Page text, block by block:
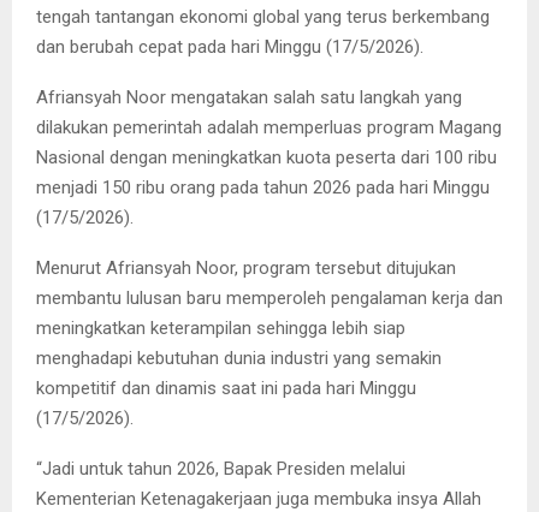
tengah tantangan ekonomi global yang terus berkembang
dan berubah cepat pada hari Minggu (17/5/2026).
Afriansyah Noor mengatakan salah satu langkah yang
dilakukan pemerintah adalah memperluas program Magang
Nasional dengan meningkatkan kuota peserta dari 100 ribu
menjadi 150 ribu orang pada tahun 2026 pada hari Minggu
(17/5/2026).
Menurut Afriansyah Noor, program tersebut ditujukan
membantu lulusan baru memperoleh pengalaman kerja dan
meningkatkan keterampilan sehingga lebih siap
menghadapi kebutuhan dunia industri yang semakin
kompetitif dan dinamis saat ini pada hari Minggu
(17/5/2026).
“Jadi untuk tahun 2026, Bapak Presiden melalui
Kementerian Ketenagakerjaan juga membuka insya Allah